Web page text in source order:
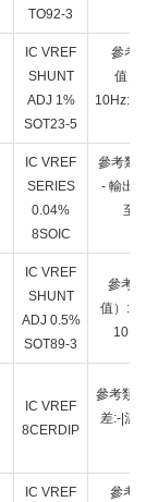
TO92-3
IC VREF
SHUNT
ADJ 1%
SOT23-5
參考
值）
10Hz:-|
IC VREF
SERIES
0.04%
8SOIC
參考類
- 輸出
至
IC VREF
SHUNT
ADJ 0.5%
SOT89-3
參考
值）:6
IC VREF
8CERDIP
參考類
差:-|溫
IC VREF
參考